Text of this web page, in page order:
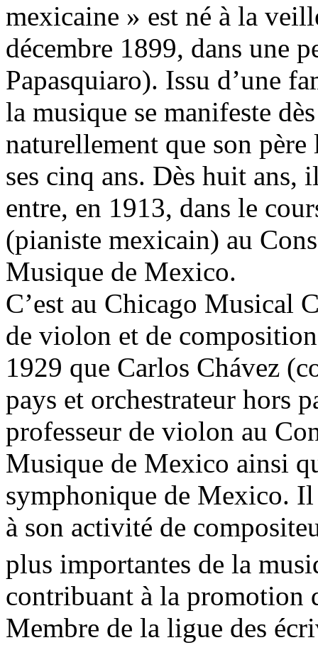
mexicaine » est né à la
décembre 1899, dans une
Papasquiaro). Issu d’une
la musique se manifeste
naturellement que son
ses cinq ans. Dès huit
entre, en 1913, dans le
(pianiste mexicain) au
Musique de Mexico.
C’est au Chicago Musical
de violon et de
1929 que Carlos Chávez
pays et orchestrateur hors
professeur de violon au
Musique de Mexico ainsi
symphonique de Mexico. Il
à son activité de
plus importantes de la
contribuant à la promotion
Membre de la ligue des